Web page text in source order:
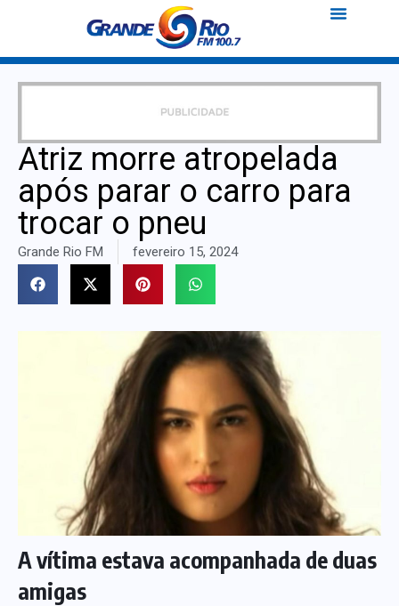
Atriz morre atropelada
após parar o carro para
trocar o pneu
Grande Rio FM fevereiro 15, 2024
A vítima estava acompanhada de duas
amigas